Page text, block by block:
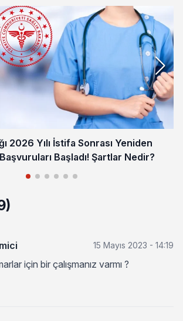
2026 Yılı İstifa Sonrası Yeniden
Başladı! Şartlar Nedir?
15 Mayıs 2023 - 14:19
için bir çalışmanız varmı ?